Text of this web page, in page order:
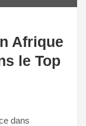
Afrique
le Top
dans